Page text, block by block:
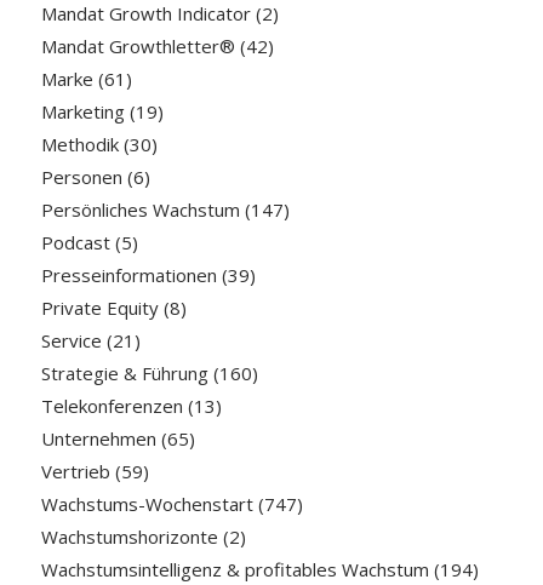
Mandat Growth Indicator(2)
Mandat Growthletter® (42)
Marke (61)
Marketing(19)
Methodik(30)
Personen (6)
Persönliches Wachstum (147)
Podcast(5)
Presseinformationen (39)
Private Equity(8)
Service (21)
Strategie & Führung(160)
Telekonferenzen (13)
Unternehmen (65)
Vertrieb (59)
Wachstums-Wochenstart(747)
Wachstumshorizonte (2)
Wachstumsintelligenz & profitables Wachstum (194)